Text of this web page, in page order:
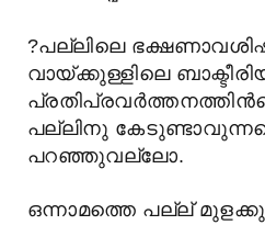
?പല്ലിലെ
വായ്ക്കുള്ളിലെ
പ്രതിപ്രവര്ത്തനത്തിന്
പല്ലിനു
പറഞ്ഞുവല്ലോ.
ഒന്നാമത്തെ പല്ല്